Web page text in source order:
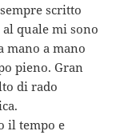
scritto
quale mi sono
mano a mano
pieno. Gran
di rado
il tempo e